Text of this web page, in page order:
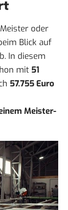
oder
Blick auf
In diesem
mit 51
57.755 Euro
Meister-